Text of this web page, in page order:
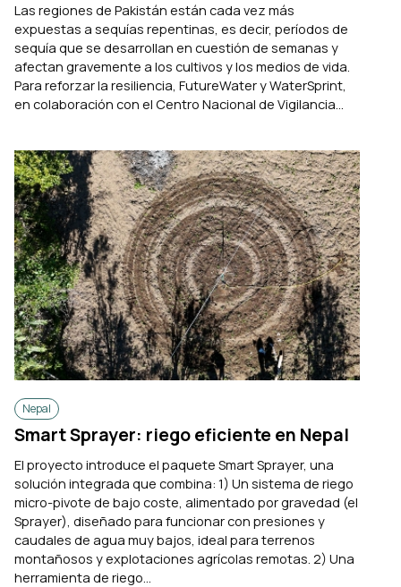
Las regiones de Pakistán están cada vez más
expuestas a sequías repentinas, es decir, períodos de
sequía que se desarrollan en cuestión de semanas y
afectan gravemente a los cultivos y los medios de vida.
Para reforzar la resiliencia, FutureWater y WaterSprint,
en colaboración con el Centro Nacional de Vigilancia...
Nepal
Smart Sprayer: riego eficiente en Nepal
El proyecto introduce el paquete Smart Sprayer, una
solución integrada que combina: 1) Un sistema de riego
micro-pivote de bajo coste, alimentado por gravedad (el
Sprayer), diseñado para funcionar con presiones y
caudales de agua muy bajos, ideal para terrenos
montañosos y explotaciones agrícolas remotas. 2) Una
herramienta de riego...